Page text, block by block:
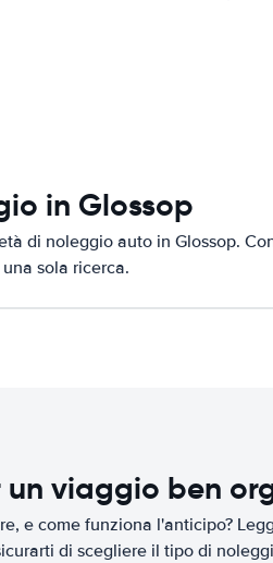
in Glossop
di noleggio auto in Glossop.
sola ricerca.
viaggio ben
e come funziona l'anticipo?
di scegliere il tipo di